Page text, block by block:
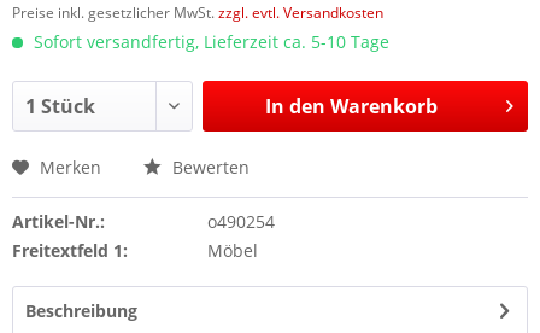
Preise inkl. gesetzlicher MwSt.zzgl. evtl. Versandkosten
Sofort versandfertig, Lieferzeit ca. 5-10 Tage
In den Warenkorb
Merken Bewerten
Artikel-Nr.:
o490254
Freitextfeld 1:
Möbel
Beschreibung